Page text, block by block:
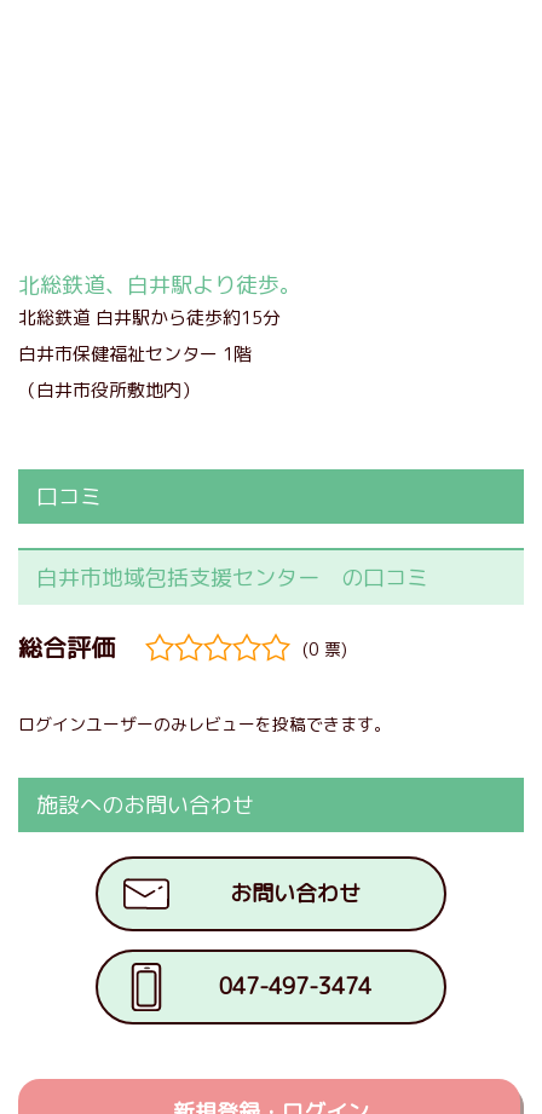
北総鉄道、白井駅より徒歩。
北総鉄道 白井駅から徒歩約15分
白井市保健福祉センター 1階
（白井市役所敷地内）
口コミ
白井市地域包括支援センター の口コミ
(0 票)
ログインユーザーのみレビューを投稿できます。
施設へのお問い合わせ
お問い合わせ
047-497-3474